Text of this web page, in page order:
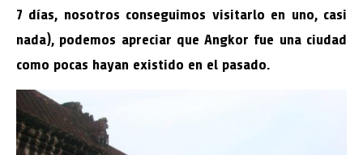
7 días, nosotros conseguimos visitarlo en uno, casi
nada), podemos apreciar que Angkor fue una ciudad
como pocas hayan existido en el pasado.